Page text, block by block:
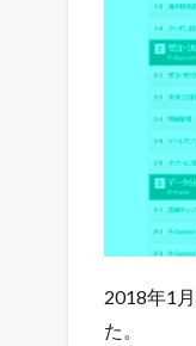
一
体
何
が
変
わ
っ
た
か
2018年1
た。